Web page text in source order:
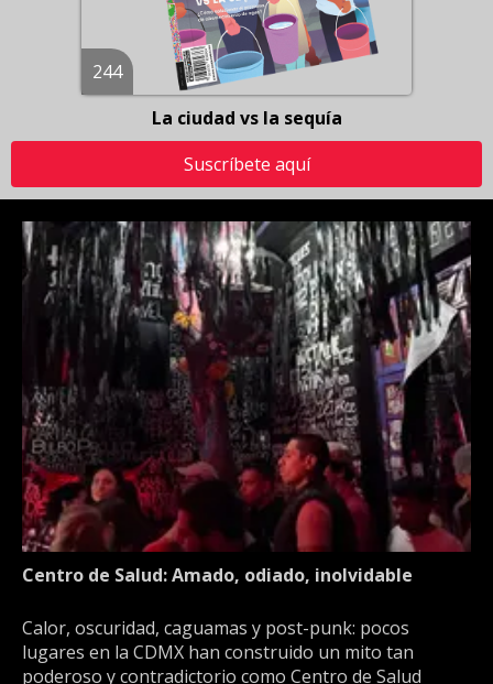
244
La ciudad vs la sequía
Suscríbete aquí
Centro de Salud: Amado, odiado, inolvidable
Calor, oscuridad, caguamas y post-punk: pocos
lugares en la CDMX han construido un mito tan
poderoso y contradictorio como Centro de Salud